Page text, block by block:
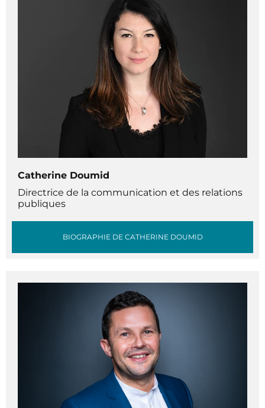
Catherine Doumid
Directrice de la communication et des relations
publiques
BIOGRAPHIE DE CATHERINE DOUMID